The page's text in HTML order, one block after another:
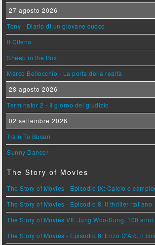
27 agosto 2026
Tony - Diario di un giovane cuoco
Il Cileno
Sheep in the Box
Marco Bellocchio - La porta della realtà
28 agosto 2026
Terminator 2 - Il giorno del giudizio
02 settembre 2026
Train To Busan
Sunny Dancer
The Story of Movies
The Story of Movies - Episodio IX: Calcio e
The Story of Movies - Episodio 8: Il thriller italiano
The Story of Movies VII: Jung Woo-Sung, 100
The Story of Movies - Episodio 6: Enzo D'Alò, il